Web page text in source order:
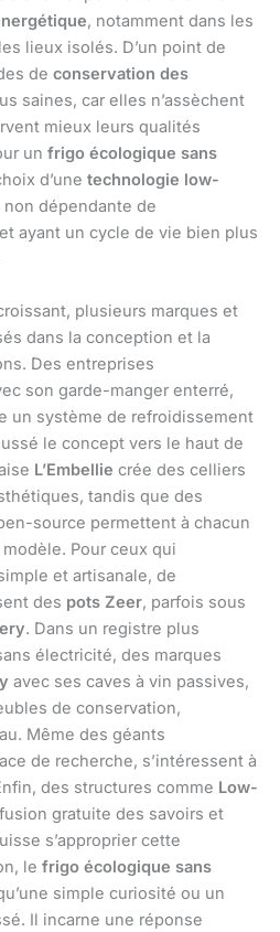
, notamment dans les
lieux isolés. D’un point de
de conservation des
saines, car elles n’assèchent
mieux leurs qualités
un frigo écologique sans
d’une technologie low-
non dépendante de
ayant un cycle de vie bien plus
plusieurs marques et
dans la conception et la
Des entreprises
son garde-manger enterré,
un système de refroidissement
le concept vers le haut de
L’Embellie crée des celliers
tandis que des
source permettent à chacun
Pour ceux qui
et artisanale, de
des pots Zeer, parfois sous
. Dans un registre plus
électricité, des marques
avec ses caves à vin passives,
de conservation,
Même des géants
de recherche, s’intéressent à
des structures comme Low-
gratuite des savoirs et
s’approprier cette
le frigo écologique sans
simple curiosité ou un
Il incarne une réponse